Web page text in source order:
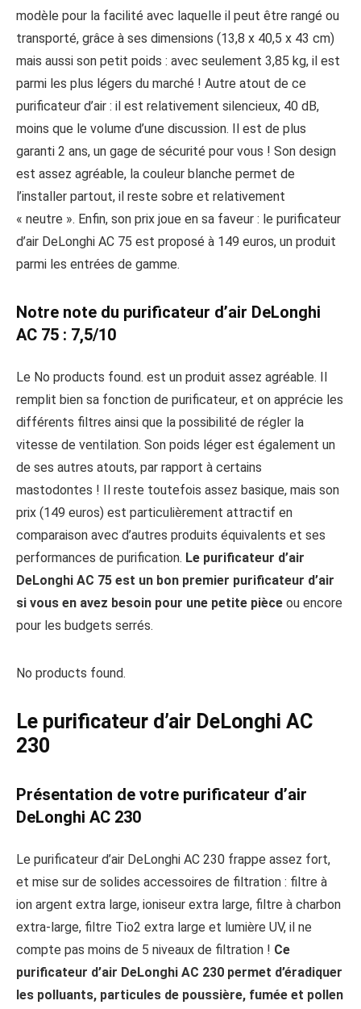
modèle pour la facilité avec laquelle il peut être rangé ou
transporté, grâce à ses dimensions (13,8 x 40,5 x 43 cm)
mais aussi son petit poids : avec seulement 3,85 kg, il est
parmi les plus légers du marché ! Autre atout de ce
purificateur d’air : il est relativement silencieux, 40 dB,
moins que le volume d’une discussion. Il est de plus
garanti 2 ans, un gage de sécurité pour vous ! Son design
est assez agréable, la couleur blanche permet de
l’installer partout, il reste sobre et relativement
« neutre ». Enfin, son prix joue en sa faveur : le purificateur
d’air DeLonghi AC 75 est proposé à 149 euros, un produit
parmi les entrées de gamme.
Notre note du purificateur d’air DeLonghi
AC 75 : 7,5/10
Le No products found. est un produit assez agréable. Il
remplit bien sa fonction de purificateur, et on apprécie les
différents filtres ainsi que la possibilité de régler la
vitesse de ventilation. Son poids léger est également un
de ses autres atouts, par rapport à certains
mastodontes ! Il reste toutefois assez basique, mais son
prix (149 euros) est particulièrement attractif en
comparaison avec d’autres produits équivalents et ses
performances de purification. Le purificateur d’air
DeLonghi AC 75 est un bon premier purificateur d’air
si vous en avez besoin pour une petite pièce ou encore
pour les budgets serrés.
No products found.
Le purificateur d’air DeLonghi AC
230
Présentation de votre purificateur d’air
DeLonghi AC 230
Le purificateur d’air DeLonghi AC 230 frappe assez fort,
et mise sur de solides accessoires de filtration : filtre à
ion argent extra large, ioniseur extra large, filtre à charbon
extra-large, filtre Tio2 extra large et lumière UV, il ne
compte pas moins de 5 niveaux de filtration ! Ce
purificateur d’air DeLonghi AC 230 permet d’éradiquer
les polluants, particules de poussière, fumée et pollen